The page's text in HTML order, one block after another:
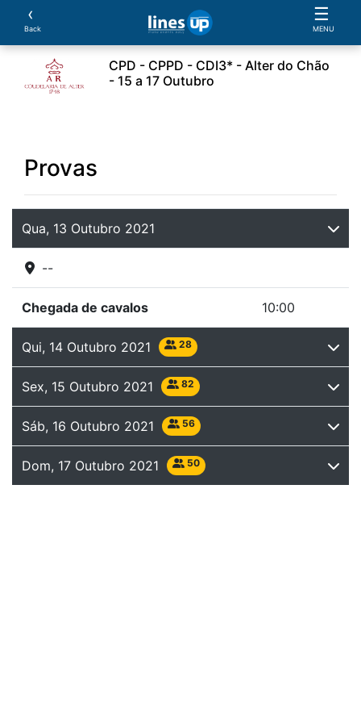
‹
Back
☰
MENU
CPD - CPPD - CDI3* - Alter do Chão
- 15 a 17 Outubro
Provas
Qua, 13 Outubro 2021
--
Chegada de cavalos 10:00
Qui, 14 Outubro 2021 28
Sex, 15 Outubro 2021 82
Sáb, 16 Outubro 2021 56
Dom, 17 Outubro 2021 50